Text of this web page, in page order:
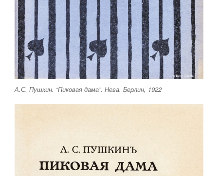
А.С. Пушкин. “Пиковая дама”. Нева. Берлин, 1922